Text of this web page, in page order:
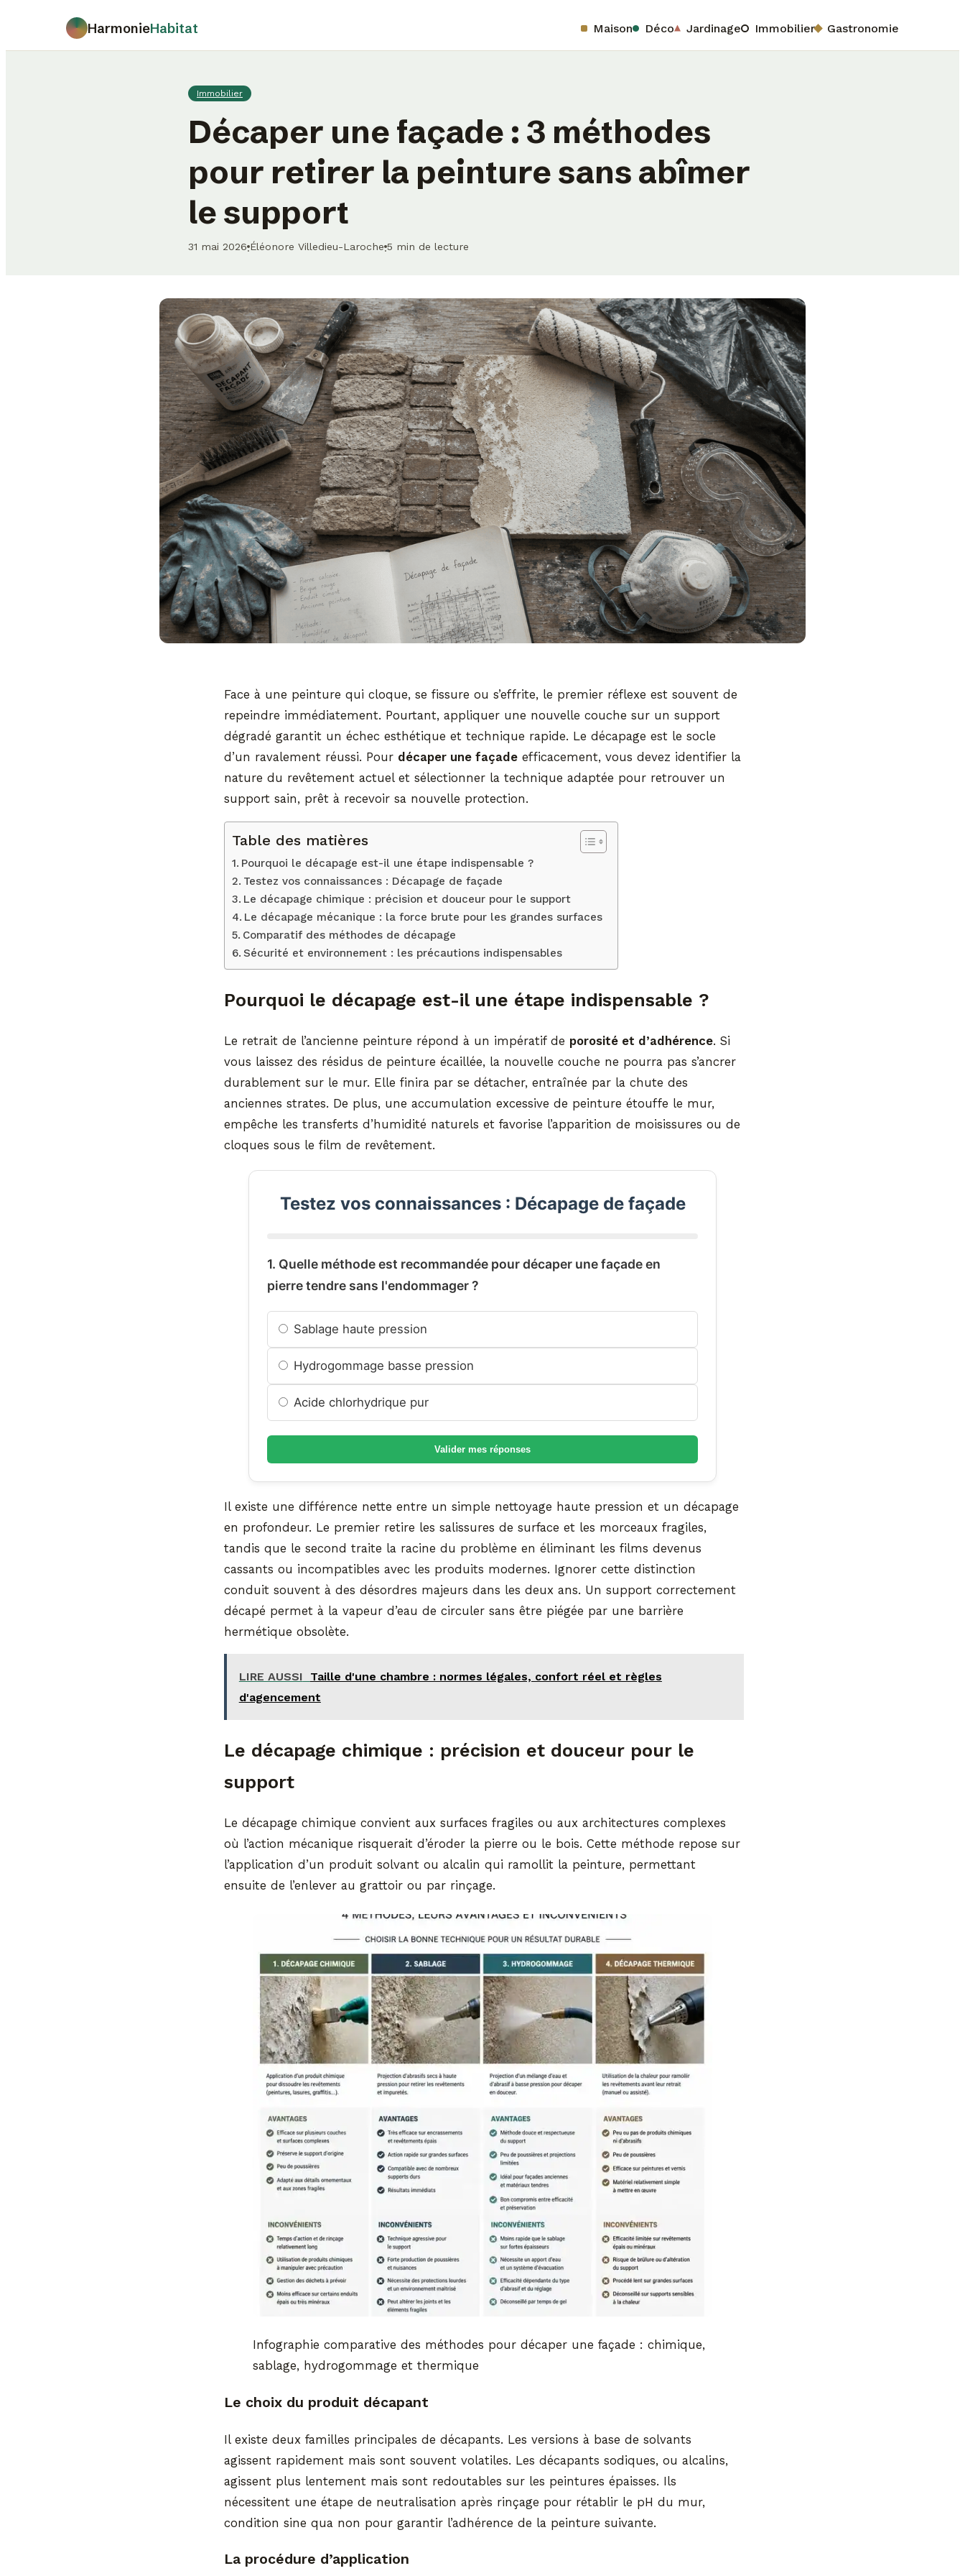
HarmonieHabitat Maison Déco Jardinage Immobilier Gastronomie
Immobilier
Décaper une façade : 3 méthodes
pour retirer la peinture sans abîmer
le support
31 mai 2026·Éléonore Villedieu-Laroche·5 min de lecture
Face à une peinture qui cloque, se fissure ou s’effrite, le premier réflexe est souvent de
repeindre immédiatement. Pourtant, appliquer une nouvelle couche sur un support
dégradé garantit un échec esthétique et technique rapide. Le décapage est le socle
d’un ravalement réussi. Pour décaper une façade efficacement, vous devez identifier la
nature du revêtement actuel et sélectionner la technique adaptée pour retrouver un
support sain, prêt à recevoir sa nouvelle protection.
Table des matières
Pourquoi le décapage est-il une étape indispensable ?
Testez vos connaissances : Décapage de façade
Le décapage chimique : précision et douceur pour le support
Le décapage mécanique : la force brute pour les grandes surfaces
Comparatif des méthodes de décapage
Sécurité et environnement : les précautions indispensables
Pourquoi le décapage est-il une étape indispensable ?
Le retrait de l’ancienne peinture répond à un impératif de porosité et d’adhérence. Si
vous laissez des résidus de peinture écaillée, la nouvelle couche ne pourra pas s’ancrer
durablement sur le mur. Elle finira par se détacher, entraînée par la chute des
anciennes strates. De plus, une accumulation excessive de peinture étouffe le mur,
empêche les transferts d’humidité naturels et favorise l’apparition de moisissures ou de
cloques sous le film de revêtement.
Testez vos connaissances : Décapage de façade
1. Quelle méthode est recommandée pour décaper une façade en
pierre tendre sans l'endommager ?
Sablage haute pression
Hydrogommage basse pression
Acide chlorhydrique pur
Valider mes réponses
Il existe une différence nette entre un simple nettoyage haute pression et un décapage
en profondeur. Le premier retire les salissures de surface et les morceaux fragiles,
tandis que le second traite la racine du problème en éliminant les films devenus
cassants ou incompatibles avec les produits modernes. Ignorer cette distinction
conduit souvent à des désordres majeurs dans les deux ans. Un support correctement
décapé permet à la vapeur d’eau de circuler sans être piégée par une barrière
hermétique obsolète.
LIRE AUSSI
Taille d'une chambre : normes légales, confort réel et règles
d'agencement
Le décapage chimique : précision et douceur pour le
support
Le décapage chimique convient aux surfaces fragiles ou aux architectures complexes
où l’action mécanique risquerait d’éroder la pierre ou le bois. Cette méthode repose sur
l’application d’un produit solvant ou alcalin qui ramollit la peinture, permettant
ensuite de l’enlever au grattoir ou par rinçage.
Infographie comparative des méthodes pour décaper une façade : chimique,
sablage, hydrogommage et thermique
Le choix du produit décapant
Il existe deux familles principales de décapants. Les versions à base de solvants
agissent rapidement mais sont souvent volatiles. Les décapants sodiques, ou alcalins,
agissent plus lentement mais sont redoutables sur les peintures épaisses. Ils
nécessitent une étape de neutralisation après rinçage pour rétablir le pH du mur,
condition sine qua non pour garantir l’adhérence de la peinture suivante.
La procédure d’application